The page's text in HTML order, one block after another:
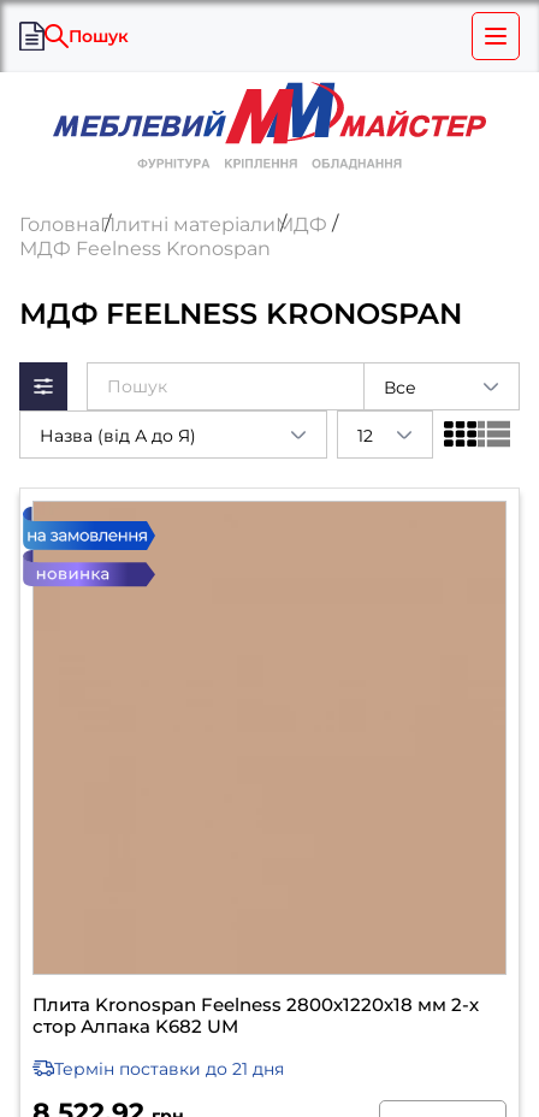
Пошук
ГоловнаПлитні матеріалиМДФ
МДФ Feelness Kronospan
МДФ FEELNESS KRONOSPAN
Все
Назва (від А до Я) 12
Плита Kronospan Feelness 2800х1220х18 мм 2-х
стор Алпака K682 UM
Термін поставки до 21 дня